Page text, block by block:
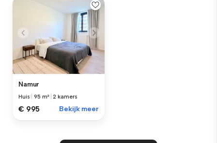
Namur
Huis |95 m² |2 kamers
€ 995 Bekijk meer